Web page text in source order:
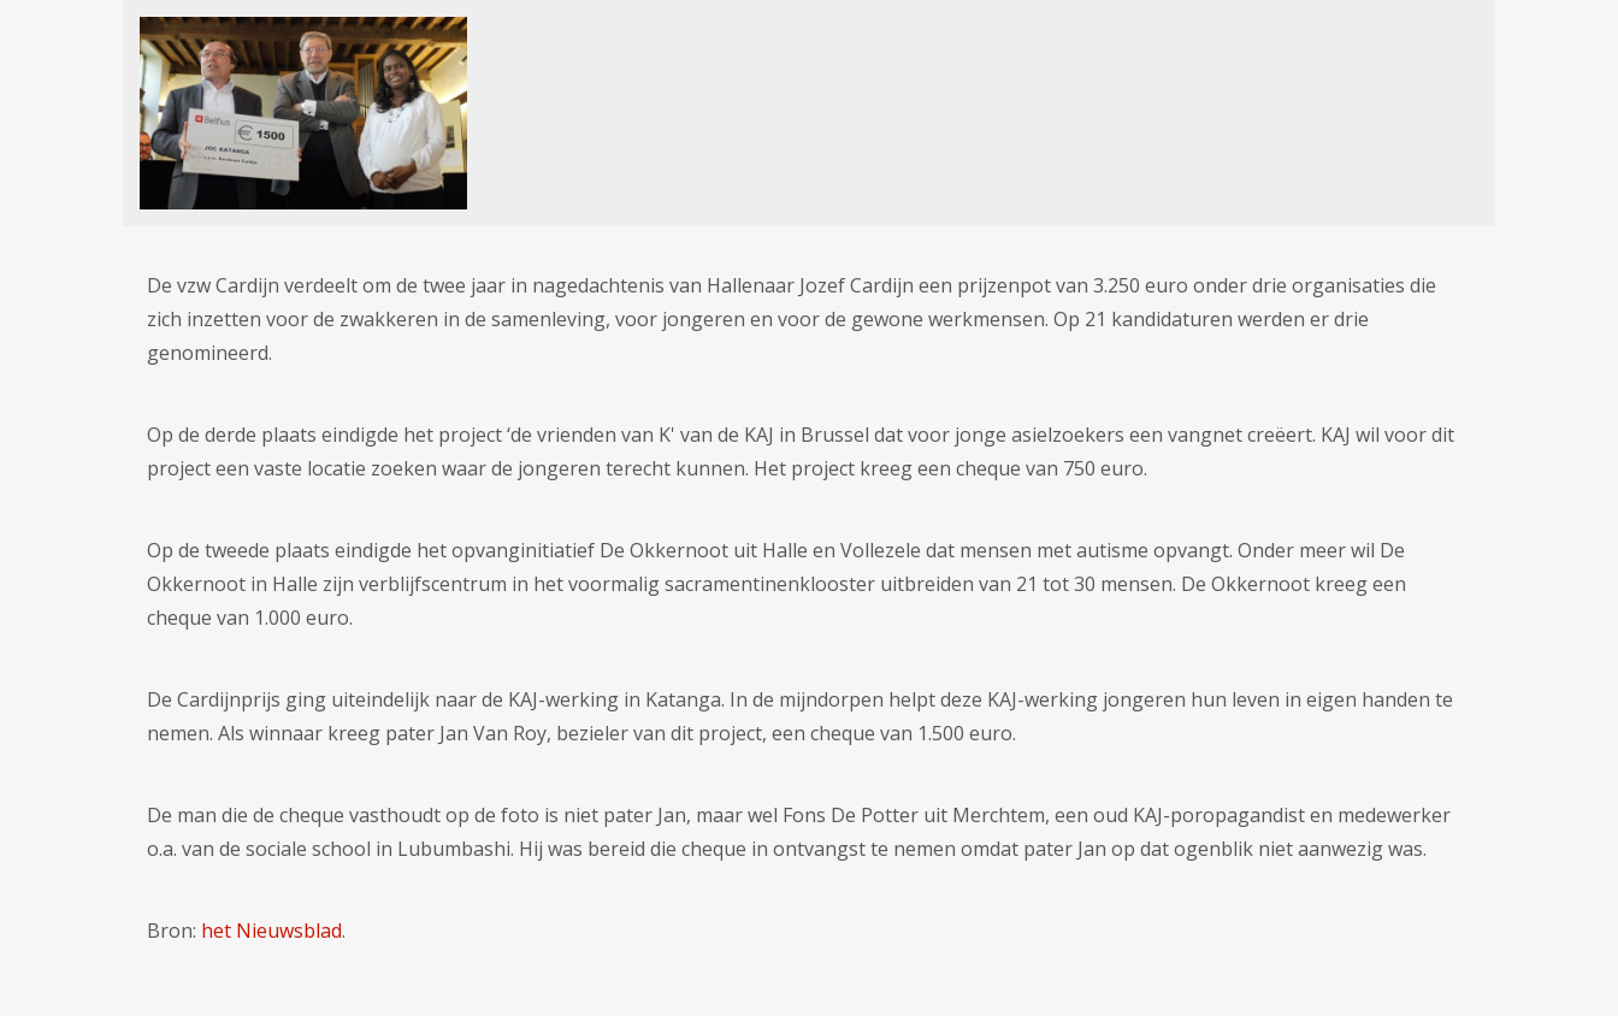
De vzw Cardijn verdeelt om de twee jaar in nagedachtenis van Hallenaar Jozef Cardijn een prijzenpot van 3.250 euro onder drie organisaties die
zich inzetten voor de zwakkeren in de samenleving, voor jongeren en voor de gewone werkmensen. Op 21 kandidaturen werden er drie
genomineerd.
Op de derde plaats eindigde het project ‘de vrienden van K' van de KAJ in Brussel dat voor jonge asielzoekers een vangnet creëert. KAJ wil voor dit
project een vaste locatie zoeken waar de jongeren terecht kunnen. Het project kreeg een cheque van 750 euro.
Op de tweede plaats eindigde het opvanginitiatief De Okkernoot uit Halle en Vollezele dat mensen met autisme opvangt. Onder meer wil De
Okkernoot in Halle zijn verblijfscentrum in het voormalig sacramentinenklooster uitbreiden van 21 tot 30 mensen. De Okkernoot kreeg een
cheque van 1.000 euro.
De Cardijnprijs ging uiteindelijk naar de KAJ-werking in Katanga. In de mijndorpen helpt deze KAJ-werking jongeren hun leven in eigen handen te
nemen. Als winnaar kreeg pater Jan Van Roy, bezieler van dit project, een cheque van 1.500 euro.
De man die de cheque vasthoudt op de foto is niet pater Jan, maar wel Fons De Potter uit Merchtem, een oud KAJ-poropagandist en medewerker
o.a. van de sociale school in Lubumbashi. Hij was bereid die cheque in ontvangst te nemen omdat pater Jan op dat ogenblik niet aanwezig was.
Bron: het Nieuwsblad.